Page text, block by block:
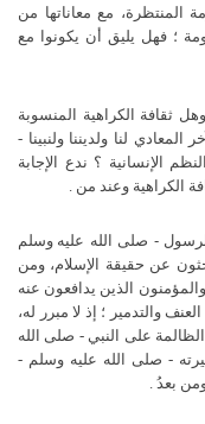
المنتظرة، مع معاناتها من
؛ فهل يليق أن يكونوا مع
وهل ثقافة الكراهية المنسوبة
المعادي لنا ولديننا ولنبينا -
الإنسانية ؟ ندع الإجابة
الكراهية وعند من .
- صلى الله عليه وسلم
عن حقيقة الإسلام، ومن
الذين يدافعون عنه
والتدمير ؛ إذ لا مبرر له،
على النبي - صلى الله
- صلى الله عليه وسلم -
بعدُ .